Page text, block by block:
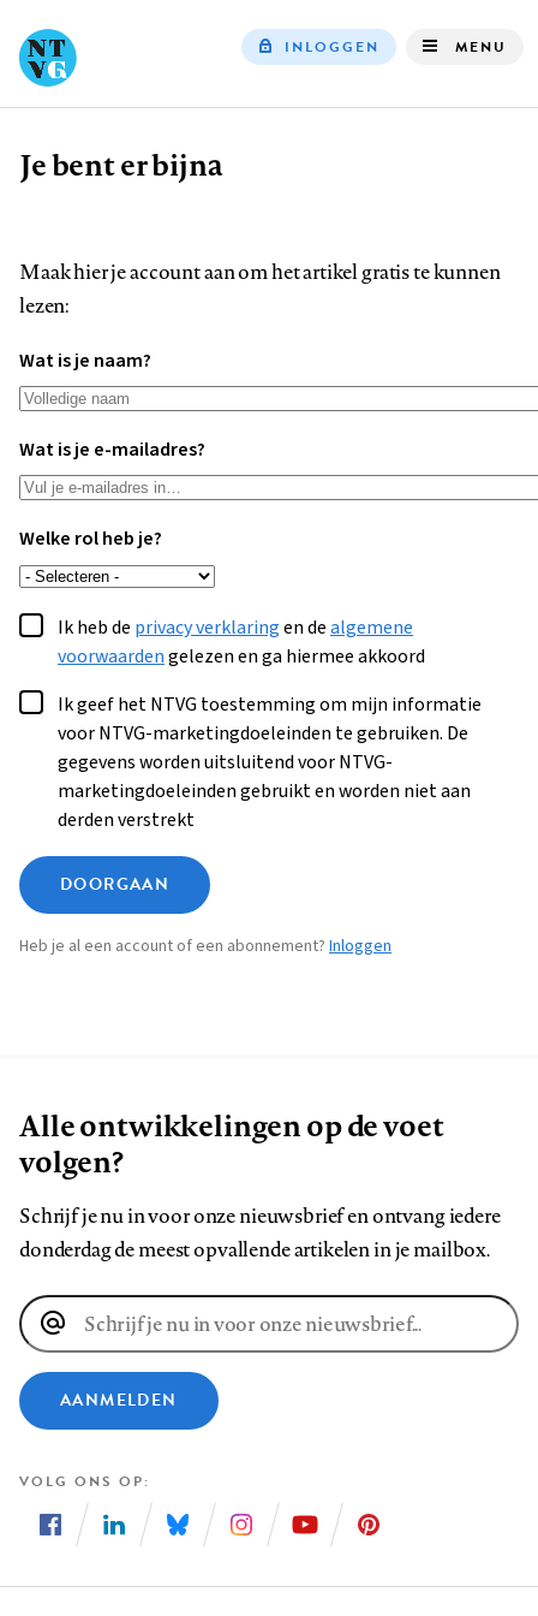
INLOGGEN MENU
Kruimelpad
Je bent er bijna
Maak hier je account aan om het artikel gratis te kunnen
lezen:
Wat is je naam?
Wat is je e-mailadres?
Welke rol heb je?
Ik heb de privacy verklaringen dealgemene
voorwaardengelezen en ga hiermee akkoord
Ik geef het NTVG toestemming om mijn informatie
voor NTVG-marketingdoeleinden te gebruiken. De
gegevens worden uitsluitend voor NTVG-
marketingdoeleinden gebruikt en worden niet aan
derden verstrekt
DOORGAAN
Heb je al een account of een abonnement? Inloggen
Alle ontwikkelingen op de voet
volgen?
Schrijf je nu in voor onze nieuwsbrief en ontvang iedere
donderdag de meest opvallende artikelen in je mailbox.
E-
mailadres
AANMELDEN
VOLG ONS OP
ons
ons
ons
ons
ons
ons